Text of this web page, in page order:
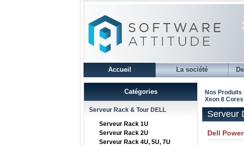
Accueil La société
Catégories
Serveur Rack & Tour DELL
Serveur Rack 1U
Serveur Rack 2U
Serveur Rack 4U, 5U, 7U
Nos Produits
Xeon 8 Cores
Serveur
Dell